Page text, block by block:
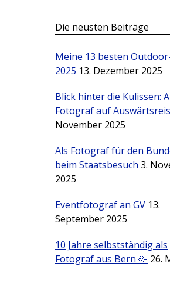
Die neusten Beiträge
Meine 13 besten
2025 13. Dezember 2025
Blick hinter die Kulissen:
Fotograf auf
November 2025
Als Fotograf für den
beim Staatsbesuch 3.
2025
Eventfotograf an GV 13.
September 2025
10 Jahre selbstständig als
Fotograf aus Bern 🥳 26.